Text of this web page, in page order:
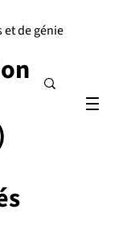
et de génie